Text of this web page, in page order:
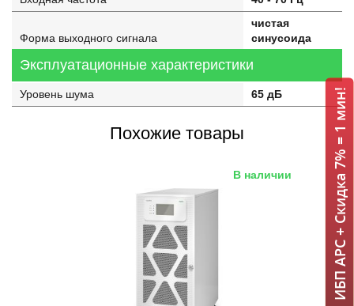
Форма выходного сигнала
чистая
синусоида
Эксплуатационные характеристики
Уровень шума 65 дБ
Похожие товары
В наличии ИБП APC + Скидка 7% = 1 мин!